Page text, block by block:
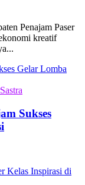
Penajam Paser
kreatif
Sastra
Sukses